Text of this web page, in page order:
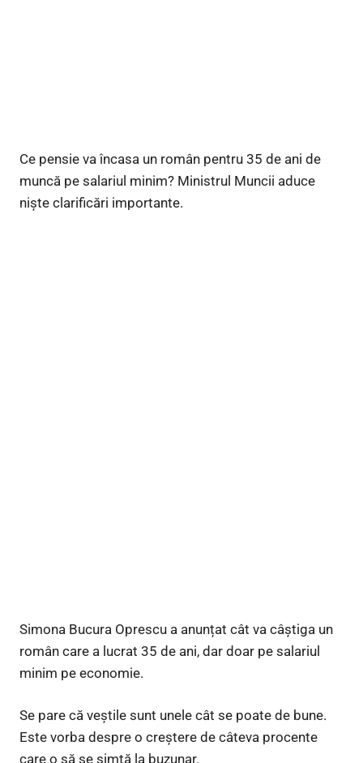
Ce pensie va încasa un român pentru 35 de ani de
muncă pe salariul minim? Ministrul Muncii aduce
niște clarificări importante.
Simona Bucura Oprescu a anunțat cât va câștiga un
român care a lucrat 35 de ani, dar doar pe salariul
minim pe economie.
Se pare că veștile sunt unele cât se poate de bune.
Este vorba despre o creștere de câteva procente
care o să se simtă la buzunar.